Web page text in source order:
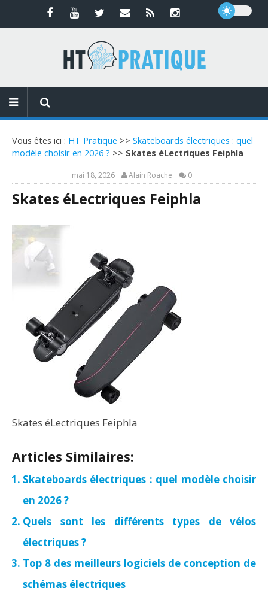
Vous êtes ici : HT Pratique >> Skateboards électriques : quel
modèle choisir en 2026 ? >> Skates éLectriques Feiphla
mai 18, 2026 Alain Roache 0
Skates éLectriques Feiphla
Skates éLectriques Feiphla
Articles Similaires:
Skateboards électriques : quel modèle choisir
en 2026 ?
Quels sont les différents types de vélos
électriques ?
Top 8 des meilleurs logiciels de conception de
schémas électriques